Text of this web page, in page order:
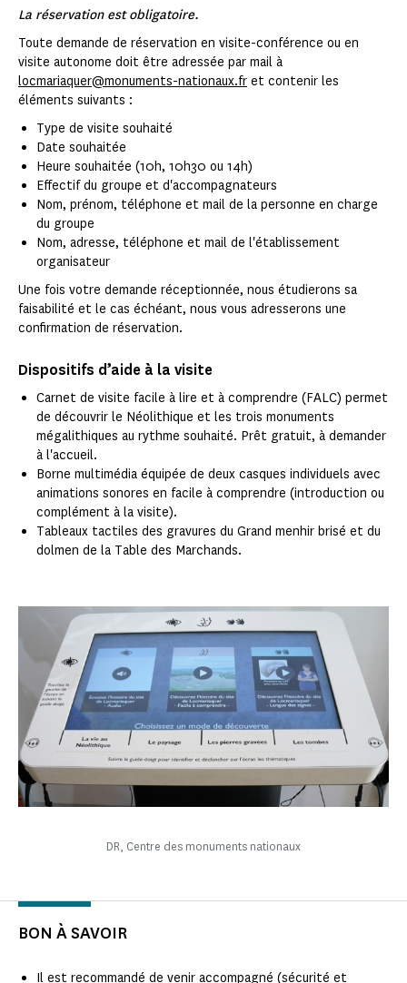
La réservation est obligatoire.
Toute demande de réservation en visite-conférence ou en
visite autonome doit être adressée par mail à
locmariaquer@monuments-nationaux.fr et contenir les
éléments suivants :
Type de visite souhaité
Date souhaitée
Heure souhaitée (10h, 10h30 ou 14h)
Effectif du groupe et d'accompagnateurs
Nom, prénom, téléphone et mail de la personne en charge
du groupe
Nom, adresse, téléphone et mail de l'établissement
organisateur
Une fois votre demande réceptionnée, nous étudierons sa
faisabilité et le cas échéant, nous vous adresserons une
confirmation de réservation.
Dispositifs d’aide à la visite
Carnet de visite facile à lire et à comprendre (FALC) permet
de découvrir le Néolithique et les trois monuments
mégalithiques au rythme souhaité. Prêt gratuit, à demander
à l'accueil.
Borne multimédia équipée de deux casques individuels avec
animations sonores en facile à comprendre (introduction ou
complément à la visite).
Tableaux tactiles des gravures du Grand menhir brisé et du
dolmen de la Table des Marchands.
DR, Centre des monuments nationaux
BON À SAVOIR
Il est recommandé de venir accompagné (sécurité et